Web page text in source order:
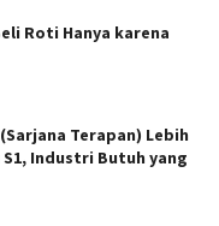
Roti Hanya karena
Terapan) Lebih
Industri Butuh yang